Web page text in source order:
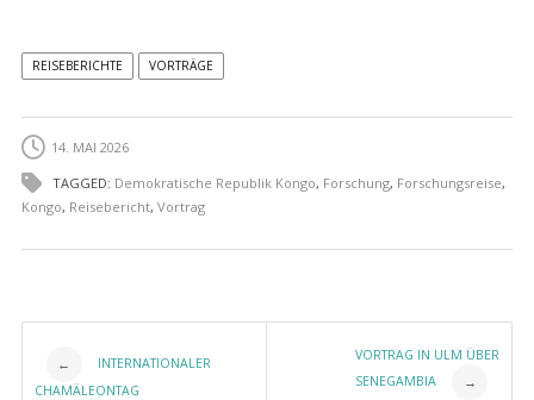
REISEBERICHTE VORTRÄGE
14. MAI 2026
TAGGED: Demokratische Republik Kongo, Forschung, Forschungsreise,
Kongo, Reisebericht, Vortrag
Post navigation
←
INTERNATIONALER
CHAMÄLEONTAG
VORTRAG IN ULM ÜBER
SENEGAMBIA
→